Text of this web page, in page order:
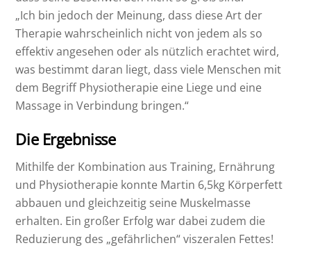
„Ich bin jedoch der Meinung, dass diese Art der
Therapie wahrscheinlich nicht von jedem als so
effektiv angesehen oder als nützlich erachtet wird,
was bestimmt daran liegt, dass viele Menschen mit
dem Begriff Physiotherapie eine Liege und eine
Massage in Verbindung bringen.“
Die Ergebnisse
Mithilfe der Kombination aus Training, Ernährung
und Physiotherapie konnte Martin 6,5kg Körperfett
abbauen und gleichzeitig seine Muskelmasse
erhalten. Ein großer Erfolg war dabei zudem die
Reduzierung des „gefährlichen“ viszeralen Fettes!